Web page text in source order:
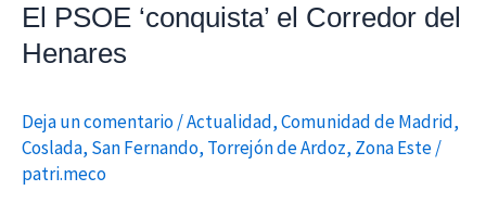
El PSOE ‘conquista’ el Corredor del
Henares
Deja un comentario/Actualidad,Comunidad de Madrid,
Coslada, San Fernando, Torrejón de Ardoz, Zona Este/
patri.meco